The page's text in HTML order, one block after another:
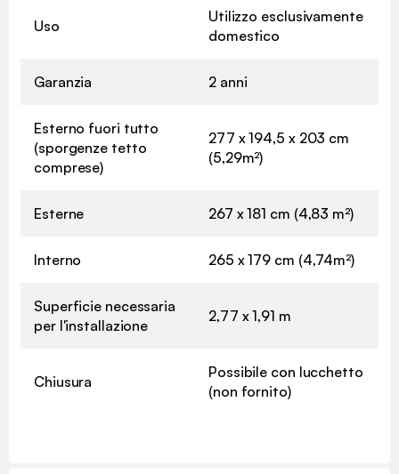
Uso
Utilizzo esclusivamente
domestico
Garanzia 2 anni
Esterno fuori tutto
(sporgenze tetto
comprese)
277 x 194,5 x 203 cm
(5,29m²)
Esterne 267 x 181 cm (4,83 m²)
Interno 265 x 179 cm (4,74m²)
Superficie necessaria
per l'installazione
2,77 x 1,91 m
Chiusura
Possibile con lucchetto
(non fornito)